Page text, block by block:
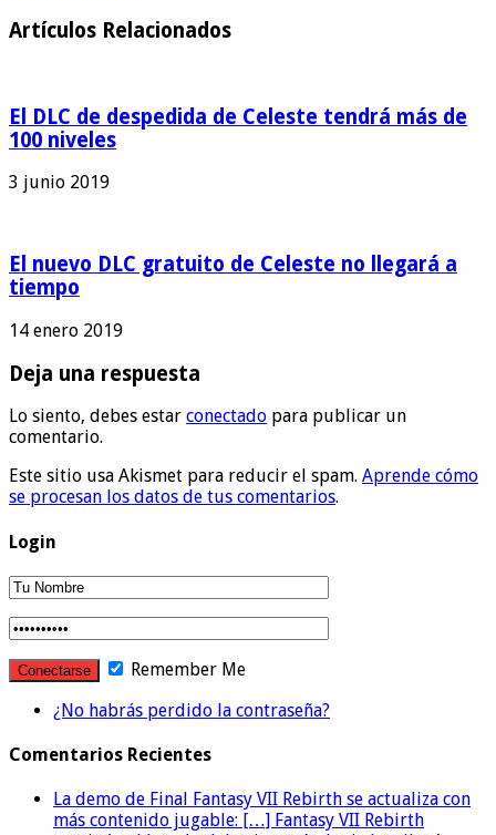
Artículos Relacionados
El DLC de despedida de Celeste tendrá más de
100 niveles
3 junio 2019
El nuevo DLC gratuito de Celeste no llegará a
tiempo
14 enero 2019
Deja una respuesta
Lo siento, debes estar conectado para publicar un
comentario.
Este sitio usa Akismet para reducir el spam. Aprende cómo
se procesan los datos de tus comentarios.
Login
Remember Me
¿No habrás perdido la contraseña?
Comentarios Recientes
La demo de Final Fantasy VII Rebirth se actualiza con
más contenido jugable: […] Fantasy VII Rebirth